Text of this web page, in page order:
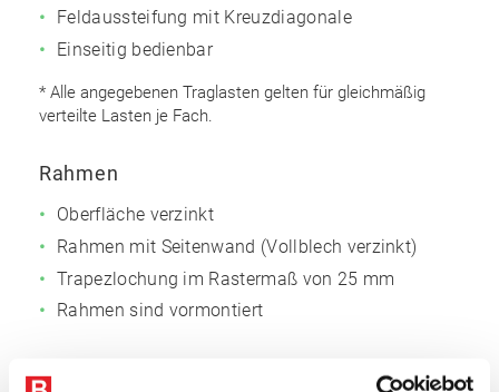
Feldaussteifung mit Kreuzdiagonale
Einseitig bedienbar
* Alle angegebenen Traglasten gelten für gleichmäßig
verteilte Lasten je Fach.
Rahmen
Oberfläche verzinkt
Rahmen mit Seitenwand (Vollblech verzinkt)
Trapezlochung im Rastermaß von 25 mm
Rahmen sind vormontiert
Fachböden